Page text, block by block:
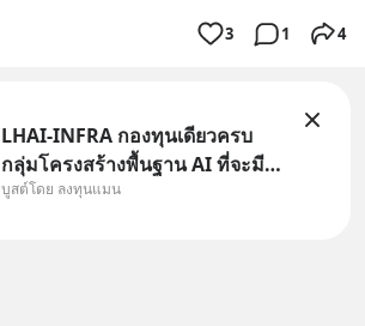
3 1 4
LHAI-INFRA กองทุนเดียวครบ
กลุ่มโครงสร้างพื้นฐาน AI ที่จะมี
งบลงทุนครั้งใหญ่ในประวัติศาสตร์
บูสต์โดย ลงทุนแมน